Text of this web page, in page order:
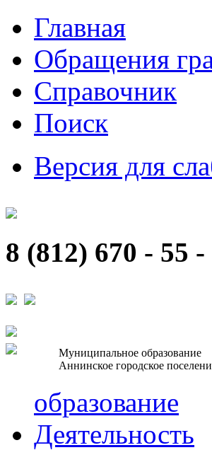
Главная
Обращения
Справочник
Поиск
Версия для
8 (812) 670 - 55 -
Муниципальное образование
Аннинское городское
образование
Деятельность